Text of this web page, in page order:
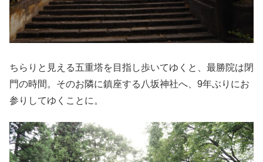
ちらりと見える五重塔を目指し歩いてゆくと、最勝院は閉
門の時間。そのお隣に鎮座する八坂神社へ、9年ぶりにお
参りしてゆくことに。